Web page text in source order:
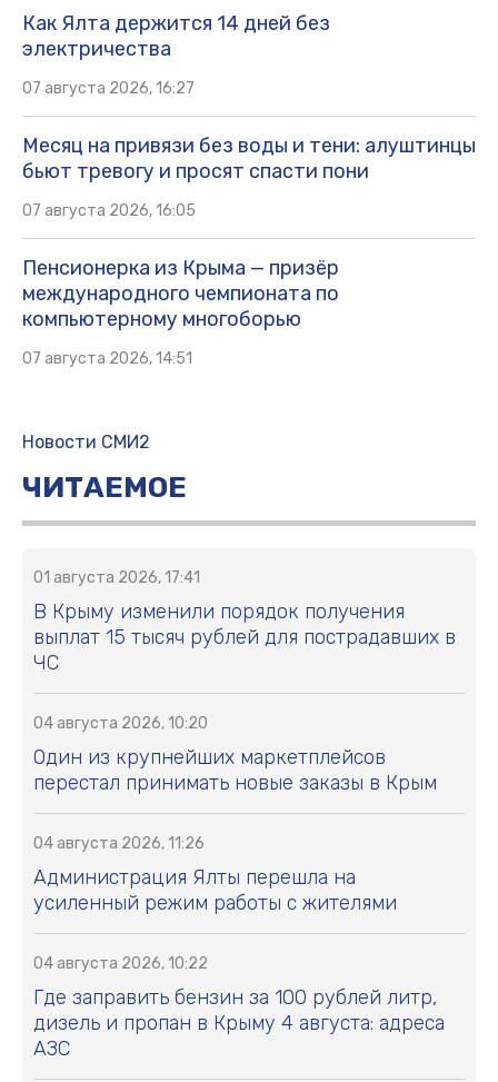
Как Ялта держится 14 дней без
электричества
07 августа 2026, 16:27
Месяц на привязи без воды и тени: алуштинцы
бьют тревогу и просят спасти пони
07 августа 2026, 16:05
Пенсионерка из Крыма — призёр
международного чемпионата по
компьютерному многоборью
07 августа 2026, 14:51
Новости СМИ2
ЧИТАЕМОЕ
01 августа 2026, 17:41
В Крыму изменили порядок получения
выплат 15 тысяч рублей для пострадавших в
ЧС
04 августа 2026, 10:20
Один из крупнейших маркетплейсов
перестал принимать новые заказы в Крым
04 августа 2026, 11:26
Администрация Ялты перешла на
усиленный режим работы с жителями
04 августа 2026, 10:22
Где заправить бензин за 100 рублей литр,
дизель и пропан в Крыму 4 августа: адреса
АЗС